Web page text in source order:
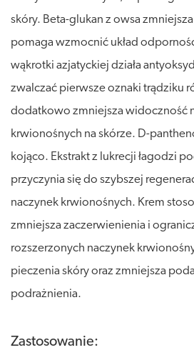
skóry. Beta-glukan z owsa
pomaga wzmocnić układ
wąkrotki azjatyckiej działa
zwalczać pierwsze oznaki trądziku
dodatkowo zmniejsza widoczność
krwionośnych na skórze. D-
kojąco. Ekstrakt z lukrecji łagodzi
przyczynia się do szybszej
naczynek krwionośnych. Krem
zmniejsza zaczerwienienia i
rozszerzonych naczynek
pieczenia skóry oraz zmniejsza
podrażnienia.
Zastosowanie: